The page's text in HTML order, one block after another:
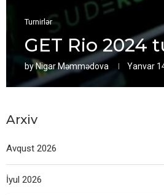
Turnirlər
GET Rio 2024
byNigar Məmmədova Yanvar
Arxiv
Avqust 2026
İyul 2026